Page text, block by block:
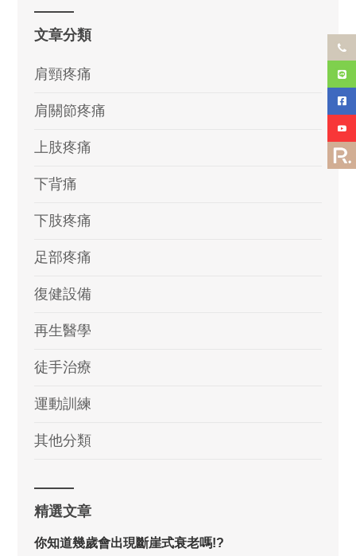
文章分類
肩頸疼痛
肩關節疼痛
上肢疼痛
下背痛
下肢疼痛
足部疼痛
復健設備
再生醫學
徒手治療
運動訓練
其他分類
精選文章
你知道幾歲會出現斷崖式衰老嗎!?